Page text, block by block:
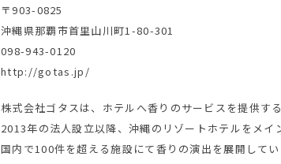
〒903-0825
沖縄県那覇市首里山川町1-80-301
098-943-0120
http://gotas.jp/
株式会社ゴタスは、ホテルへ香りのサービスを提供する
2013年の法人設立以降、沖縄のリゾートホテルをメイ
国内で100件を超える施設にて香りの演出を展開してい